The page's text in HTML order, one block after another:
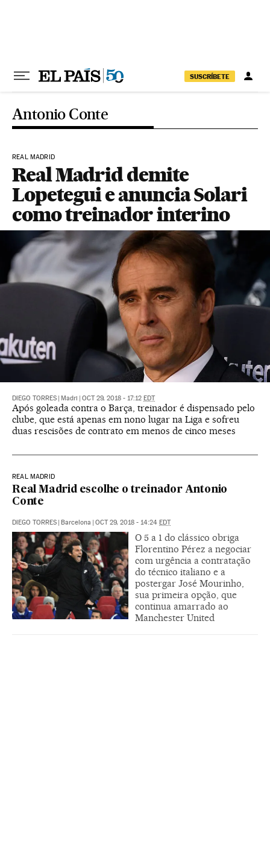
SUSCRÍBETE
Antonio Conte
REAL MADRID
Real Madrid demite
Lopetegui e anuncia Solari
como treinador interino
DIEGO TORRES Madri OCT 29, 2018 - 17:12 EDT
Após goleada contra o Barça, treinador é dispensado pelo
clube, que está apenas em nono lugar na Liga e sofreu
duas rescisões de contrato em menos de cinco meses
REAL MADRID
Real Madrid escolhe o treinador Antonio
Conte
DIEGO TORRES Barcelona OCT 29, 2018 - 14:24 EDT
O 5 a 1 do clássico obriga
Florentino Pérez a negociar
com urgência a contratação
do técnico italiano e a
postergar José Mourinho,
sua primeira opção, que
continua amarrado ao
Manchester United